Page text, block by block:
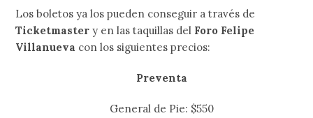
Los boletos ya los pueden conseguir a través de
Ticketmaster y en las taquillas del Foro Felipe
Villanueva con los siguientes precios:
Preventa
General de Pie: $550